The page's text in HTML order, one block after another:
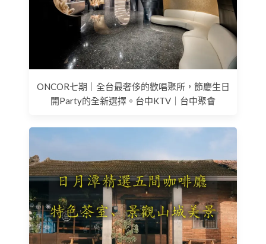
ONCOR七期｜全台最奢侈的歡唱聚所，節慶生日
開Party的全新選擇。台中KTV｜台中聚會